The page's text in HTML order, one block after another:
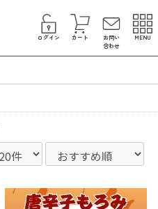
ログイン カート
お問い
合わせ
MENU